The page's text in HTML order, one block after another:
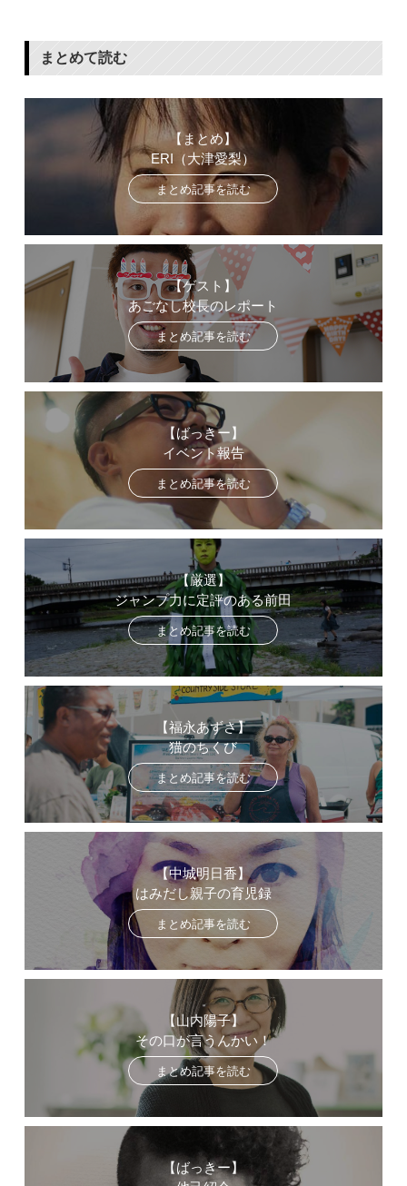
まとめて読む
【まとめ】
ERI（大津愛梨）
まとめ記事を読む
【ゲスト】
あごなし校長のレポート
まとめ記事を読む
【ばっきー】
イベント報告
まとめ記事を読む
【厳選】
ジャンプ力に定評のある前田
まとめ記事を読む
【福永あずさ】
猫のちくび
まとめ記事を読む
【中城明日香】
はみだし親子の育児録
まとめ記事を読む
【山内陽子】
その口が言うんかい！
まとめ記事を読む
【ばっきー】